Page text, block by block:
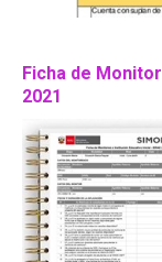
Ficha de
2021